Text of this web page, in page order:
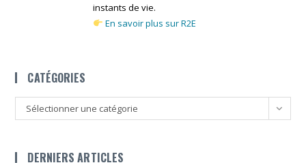
instants de vie.
En savoir plus sur R2E
CATÉGORIES
Catégories
Sélectionner une catégorie
DERNIERS ARTICLES